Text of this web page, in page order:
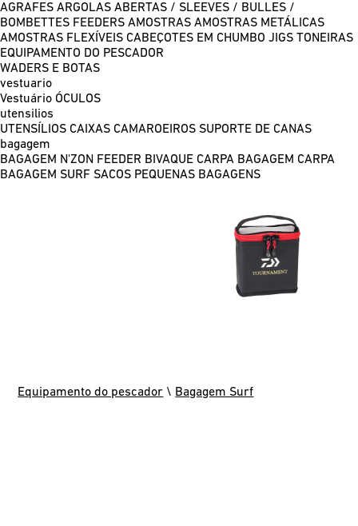
AGRAFES ARGOLAS ABERTAS / SLEEVES / BULLES /
BOMBETTES FEEDERS AMOSTRAS AMOSTRAS METÁLICAS
AMOSTRAS FLEXÍVEIS CABEÇOTES EM CHUMBO JIGS TONEIRAS
EQUIPAMENTO DO PESCADOR
WADERS E BOTAS
vestuario
Vestuário ÓCULOS
utensilios
UTENSÍLIOS CAIXAS CAMAROEIROS SUPORTE DE CANAS
bagagem
BAGAGEM N'ZON FEEDER BIVAQUE CARPA BAGAGEM CARPA
BAGAGEM SURF SACOS PEQUENAS BAGAGENS
Equipamento do pescador \ Bagagem Surf